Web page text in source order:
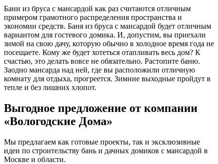
Бани из бруса с мансардой как раз считаются отличным
примером грамотного распределения пространства и
экономии средств. Баня из бруса с мансардой будет отличным
вариантом для гостевого домика. И, допустим, вы приехали
зимой на свою дачу, которую обычно в холодное время года не
посещаете. Кому же будет хотеться отапливать весь дом? К
счастью, это делать вовсе не обязательно. Растопите баню.
Заодно мансарда над ней, где вы расположили отличную
комнату для отдыха, прогреется. Зимние выходные пройдут в
тепле и без лишних хлопот.
Выгодное предложение от компании
«Вологодские Дома»
Мы предлагаем как готовые проекты, так и эксклюзивные
идеи по строительству бань и дачных домиков с мансардой в
Москве и области.